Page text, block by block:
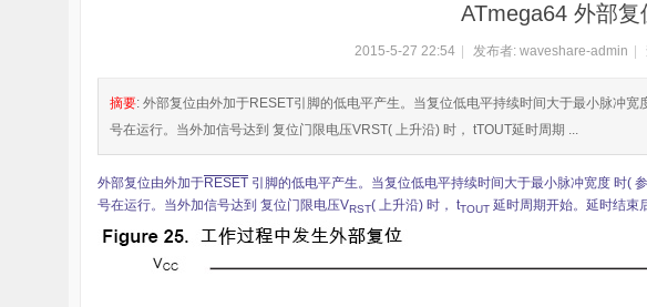
›
ATmega64 外部复
2015-5-27 22:54 发布者: waveshare-admin
摘要: 外部复位由外加于RESET引脚的低电平产生。当复位低电平持续时间大于最小脉冲
号在运行。当外加信号达到 复位门限电压VRST( 上升沿) 时， tTOUT延时周期 ...
外部复位由外加于RESET 引脚的低电平产生。当复位低电平持续时间大于最小脉冲宽度 时(
号在运行。当外加信号达到 复位门限电压VRST( 上升沿) 时， tTOUT 延时周期开始。延时结束